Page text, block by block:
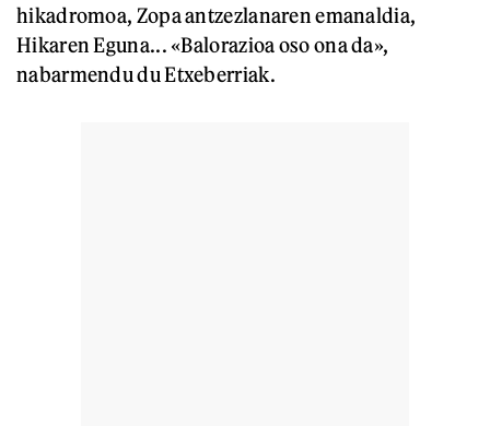
hikadromoa, Zopa antzezlanaren emanaldia,
Hikaren Eguna... «Balorazioa oso ona da»,
nabarmendu du Etxeberriak.